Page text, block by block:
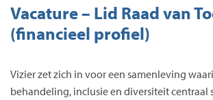
Vacature – Lid Raad van
(financieel profiel)
Vizier zet zich in voor een samenleving
behandeling, inclusie en diversiteit centraal